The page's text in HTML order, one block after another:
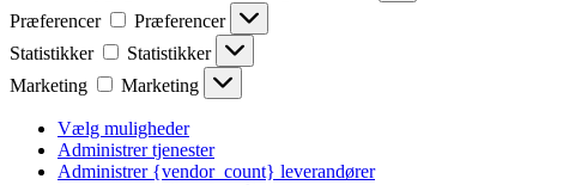
Præferencer
Præferencer
Statistikker
Statistikker
Marketing
Marketing
Vælg muligheder
Administrer tjenester
Administrer {vendor_count} leverandører